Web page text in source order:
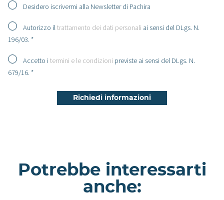
Desidero iscrivermi alla Newsletter di Pachira
Autorizzo iltrattamento dei dati personali ai sensi del DLgs. N.
196/03. *
Accetto itermini e le condizioni previste ai sensi del DLgs. N.
679/16. *
Potrebbe interessarti
anche: